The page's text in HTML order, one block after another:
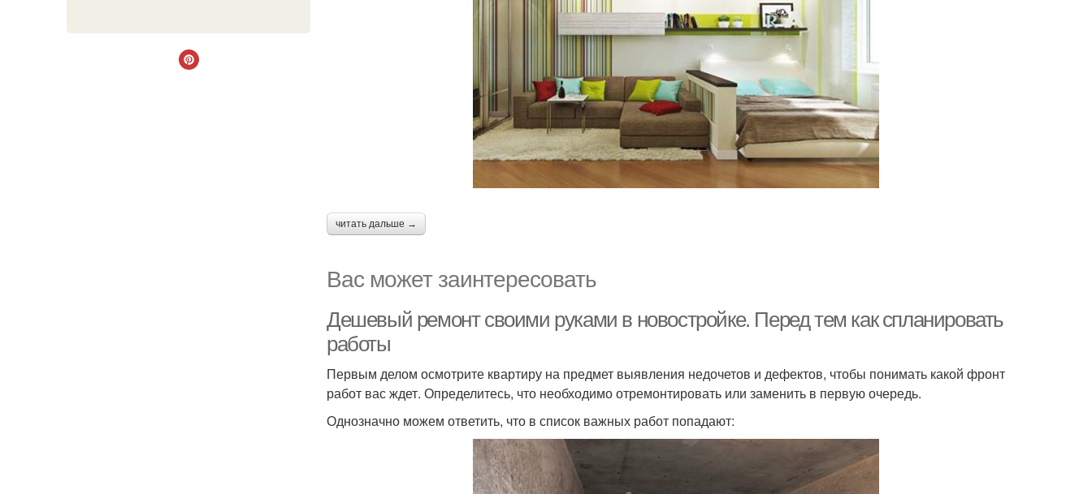
читать дальше →
Вас может заинтересовать
Дешевый ремонт своими руками в новостройке. Перед тем как спланировать
работы
Первым делом осмотрите квартиру на предмет выявления недочетов и дефектов, чтобы понимать какой фронт
работ вас ждет. Определитесь, что необходимо отремонтировать или заменить в первую очередь.
Однозначно можем ответить, что в список важных работ попадают: